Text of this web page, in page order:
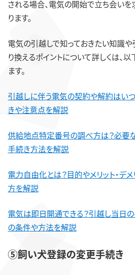
される場合、電気の開始で立ち会い
ります。
電気の引越しで知っておきたい知識
り換えるポイントについて詳しくは、
ます。
引越しに伴う電気の契約や解約はい
きや注意点を解説
供給地点特定番号の調べ方は？必要
手続き方法を解説
電力自由化とは？目的やメリット・デ
方を解説
電気は即日開通できる？引越し当日
の条件や方法を解説
⑤飼い犬登録の変更手続き